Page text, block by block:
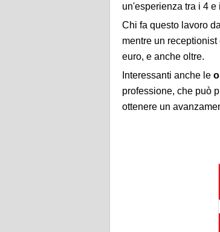
un'esperienza tra i 4
Chi fa questo lavoro
mentre un
euro, e anche oltre.
Interessanti anche le
professione, che può
ottenere un